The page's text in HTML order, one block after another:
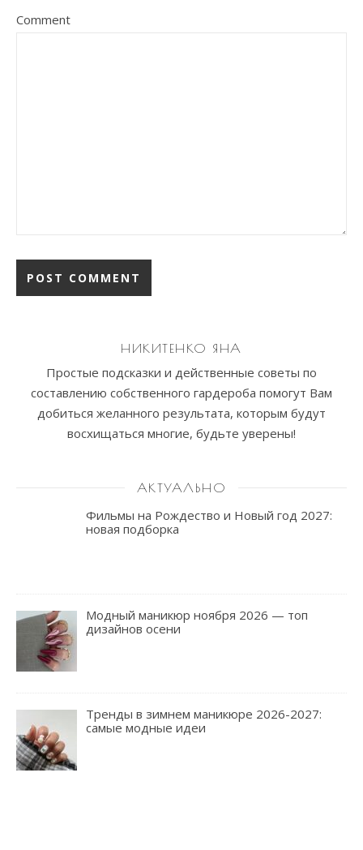
Comment
НИКИТЕНКО ЯНА
Простые подсказки и действенные советы по
составлению собственного гардероба помогут Вам
добиться желанного результата, которым будут
восхищаться многие, будьте уверены!
АКТУАЛЬНО
Фильмы на Рождество и Новый год 2027:
новая подборка
Модный маникюр ноября 2026 — топ
дизайнов осени
Тренды в зимнем маникюре 2026-2027:
самые модные идеи